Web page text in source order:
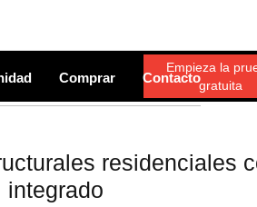
Comprar Contacto
Empieza la
gratuita
residenciales
integrado